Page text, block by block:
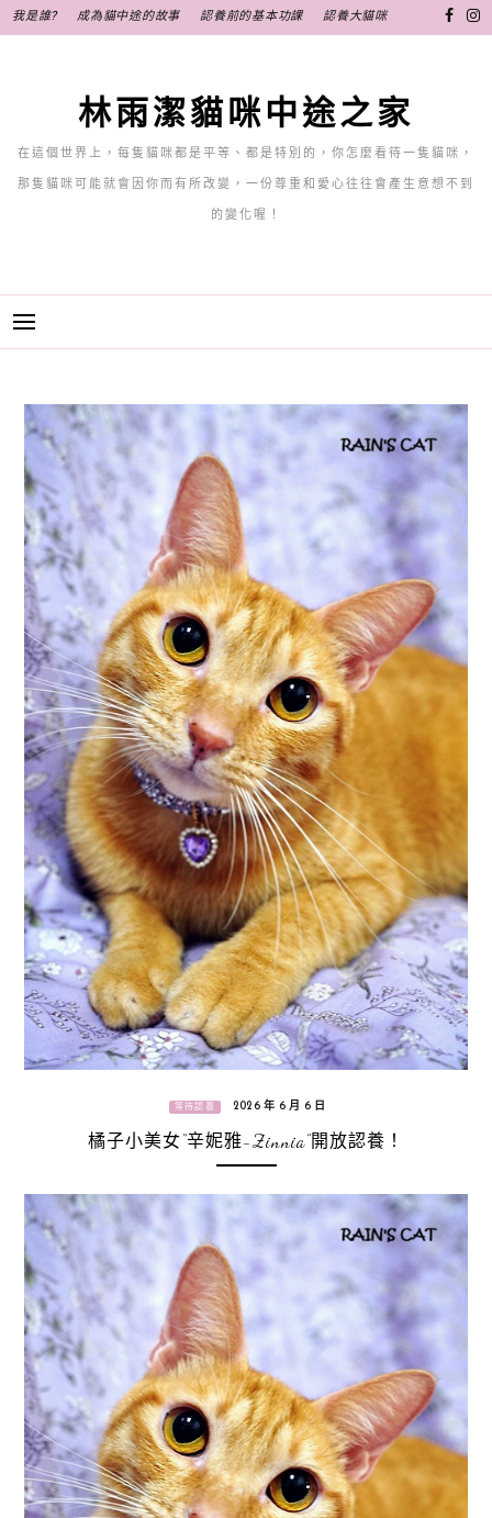
至
我是誰? 成為貓中途的故事 認養前的基本功課 認養大貓咪
林雨潔貓咪中途之家
在這個世界上，每隻貓咪都是平等、都是特別的，你怎麼看待一隻貓咪，
那隻貓咪可能就會因你而有所改變，一份尊重和愛心往往會產生意想不到
的變化喔！
等待認養 2026 年 6 月 6 日
橘子小美女“辛妮雅-Zinnia”開放認養！